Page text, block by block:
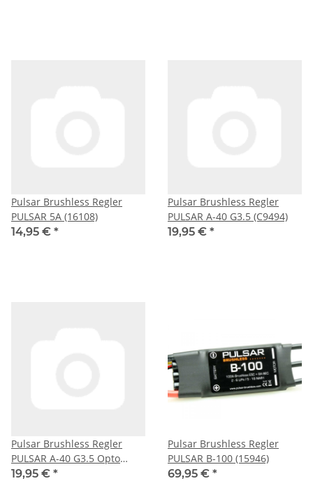
Pulsar Brushless Regler
PULSAR 5A (16108)
14,95 € *
Pulsar Brushless Regler
PULSAR A-40 G3.5 (C9494)
19,95 € *
Pulsar Brushless Regler
PULSAR A-40 G3.5 Opto
(C9492)
19,95 € *
Pulsar Brushless Regler
PULSAR B-100 (15946)
69,95 € *